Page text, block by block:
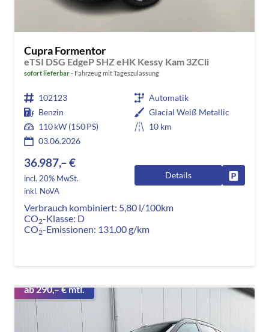
Cupra Formentor
eTSI DSG EdgeP SHZ eHK Kessy Kam 3ZCli
sofort lieferbar Fahrzeug mit Tageszulassung
102123
Automatik
Benzin
Glacial Weiß Metallic
110 kW (150 PS)
10 km
03.06.2026
36.987,– €
incl. 20% MwSt.
inkl. NoVA
Details
Verbrauch kombiniert: 5,80 l/100km
CO2-Klasse: D
CO2-Emissionen: 131,00 g/km
ab 290,– € mtl.